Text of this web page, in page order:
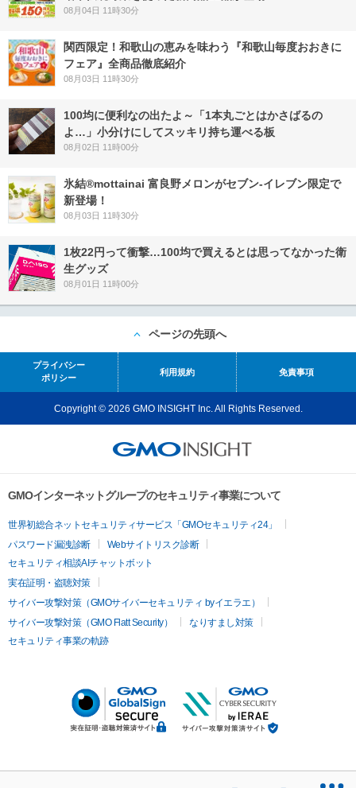
08月04日 11時30分
関西限定！和歌山の恵みを味わう『和歌山毎度おおきに
フェア』全商品徹底紹介
08月03日 11時30分
100均に便利なの出たよ～「1本丸ごとはかさばるの
よ…」小分けにしてスッキリ持ち運べる板
08月02日 11時00分
氷結®mottainai 富良野メロンがセブン‐イレブン限定で
新登場！
08月03日 11時30分
1枚22円って衝撃…100均で買えるとは思ってなかった衛
生グッズ
08月01日 11時00分
ページの先頭へ
プライバシー
ポリシー
利用規約 免責事項
Copyright © 2026 GMO INSIGHT Inc. All Rights Reserved.
GMOインターネットグループのセキュリティ事業について
世界初総合ネットセキュリティサービス「GMOセキュリティ24」
パスワード漏洩診断
Webサイトリスク診断
セキュリティ相談AIチャットボット
実在証明・盗聴対策
サイバー攻撃対策（GMOサイバーセキュリティ byイエラエ）
サイバー攻撃対策（GMO Flatt Security）
なりすまし対策
セキュリティ事業の軌跡